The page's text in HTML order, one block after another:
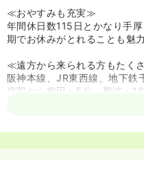
≪おやすみも充実≫
年間休日数115日とかなり手
期でお休みがとれることも魅
≪遠方から来られる方もたく
阪神本線、JR東西線、地下鉄
病院から梅田へ5分、難波へ
また、社宅は独身寮と世帯用